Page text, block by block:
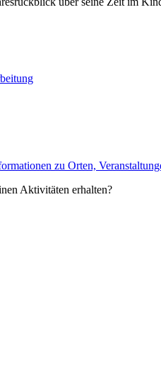
zu Orten,
Aktivitäten erhalten?